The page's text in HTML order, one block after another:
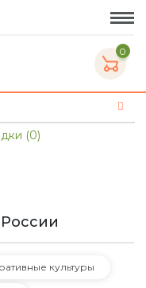
0
(0)
культуры